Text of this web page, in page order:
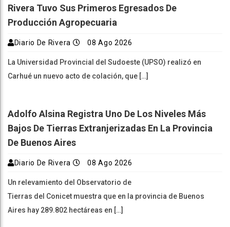
Rivera Tuvo Sus Primeros Egresados De
Producción Agropecuaria
Diario De Rivera 08 Ago 2026
La Universidad Provincial del Sudoeste (UPSO) realizó en
Carhué un nuevo acto de colación, que […]
Adolfo Alsina Registra Uno De Los Niveles Más
Bajos De Tierras Extranjerizadas En La Provincia
De Buenos Aires
Diario De Rivera 08 Ago 2026
Un relevamiento del Observatorio de
Tierras del Conicet muestra que en la provincia de Buenos
Aires hay 289.802 hectáreas en […]